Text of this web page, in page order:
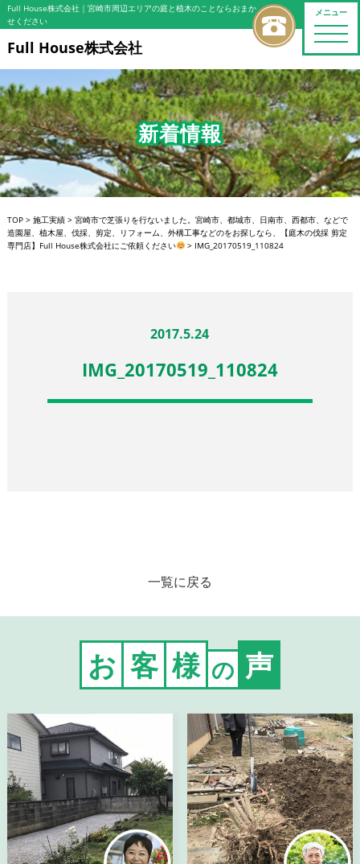
メニュー
toggle
Full House株式会社｜宮崎市周辺エリアの庭と植木のことならおまか
せください
Full House株式会社
新着情報
TOP> 施工実績> 宮崎市で芝張りを行ないました。宮崎市、都城市、日南市、西都市、などで
造園屋、植木屋、伐採、剪定、リフォーム、外構工事などのをお探しなら、【庭木の伐採 剪定
専門店】Full House株式会社にご依頼ください
> IMG_20170519_110824
2017.5.24
IMG_20170519_110824
一覧に戻る
お 客 様 の 声